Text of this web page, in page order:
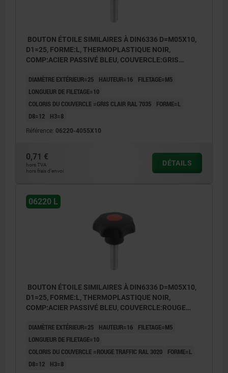
BOUTON ÉTOILE SIMILAIRES À DIN6336 D=M05X10,
D1=25, FORME:L, THERMOPLASTIQUE NOIR,
COMP:ACIER PASSIVÉ BLEU, COUVERCLE:GRIS
DIAMÈTRE EXTÉRIEUR=25 HAUTEUR=16
FILETAGE=M5
LONGUEUR DE FILETAGE=10
COLORIS DU COUVERCLE =GRIS CLAIR RAL 7035
FORME=L
D8=12
H3=8
Référence: 06220-4055X10
0,71 €
hors TVA
hors frais d’envoi
DÉTAILS
06220 L
BOUTON ÉTOILE SIMILAIRES À DIN6336 D=M05X10,
D1=25, FORME:L, THERMOPLASTIQUE NOIR,
COMP:ACIER PASSIVÉ BLEU, COUVERCLE:ROUGE
DIAMÈTRE EXTÉRIEUR=25 HAUTEUR=16
FILETAGE=M5
LONGUEUR DE FILETAGE=10
COLORIS DU COUVERCLE =ROUGE TRAFFIC RAL 3020
FORME=L
D8=12
H3=8